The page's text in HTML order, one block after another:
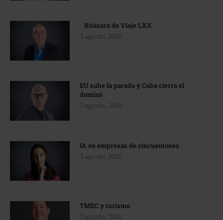
Bitácora de Viaje LXX
3 agosto, 2026
EU sube la parada y Cuba cierra el
dominó
3 agosto, 2026
IA en empresas de cincuentones
3 agosto, 2026
TMEC y turismo
3 agosto, 2026